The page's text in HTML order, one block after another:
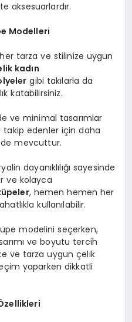
aksesuarlardır.
Modelleri
tarza ve stilinize uygun
kadın
gibi takılarla da
katabilirsiniz.
ve minimal tasarımlar
takip edenler için daha
mevcuttur.
dayanıklılığı sayesinde
ve kolayca
, hemen hemen her
kullanılabilir.
modelini seçerken,
ve boyutu tercih
ve tarza uygun çelik
yaparken dikkatli